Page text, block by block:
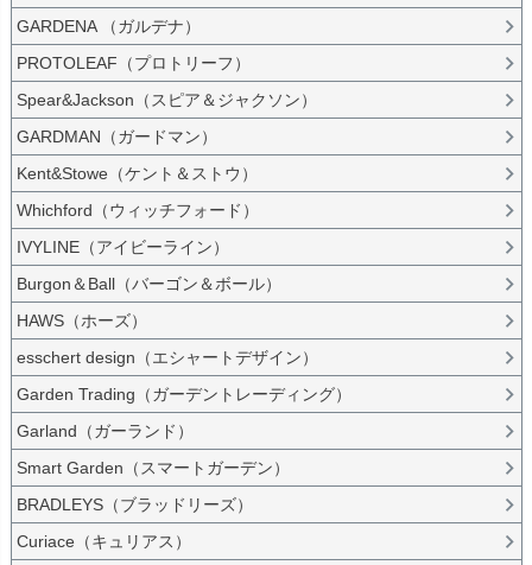
GARDENA （ガルデナ）
PROTOLEAF（プロトリーフ）
Spear&Jackson（スピア＆ジャクソン）
GARDMAN（ガードマン）
Kent&Stowe（ケント＆ストウ）
Whichford（ウィッチフォード）
IVYLINE（アイビーライン）
Burgon＆Ball（バーゴン＆ボール）
HAWS（ホーズ）
esschert design（エシャートデザイン）
Garden Trading（ガーデントレーディング）
Garland（ガーランド）
Smart Garden（スマートガーデン）
BRADLEYS（ブラッドリーズ）
Curiace（キュリアス）